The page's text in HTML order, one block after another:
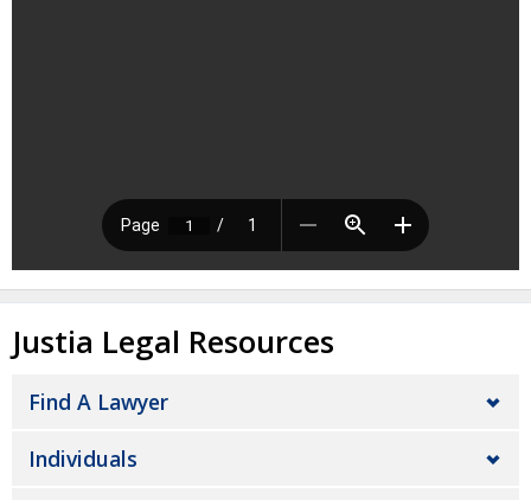
Justia Legal Resources
Find A Lawyer
Individuals